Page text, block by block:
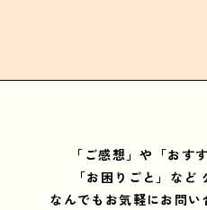
「ご感想」や「おす
「お困りごと」など
なんでもお気軽にお問い